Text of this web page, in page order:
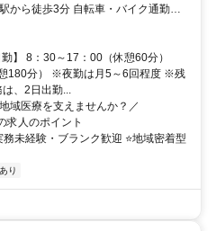
】 8：30～17：00（休憩60分）
180分） ※夜勤は月5～6回程度 ※残
、2日出勤...
域医療を支えませんか？／
のポイント
・ブランク歓迎 ⭐地域密着型
り